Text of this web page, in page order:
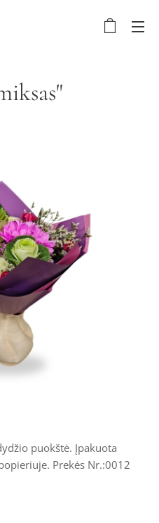
puokštė. Įpakuota
Prekės Nr.:0012